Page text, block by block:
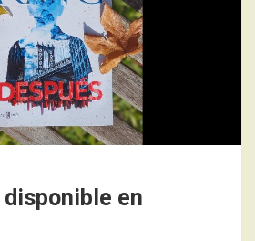
disponible en